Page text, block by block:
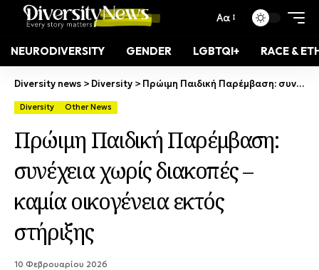
Αα
NEURODIVERSITY GENDER LGBTQI+ RACE &
Diversity news > Diversity > Πρώιμη Παιδική Παρέμβαση: συνέχεια χωρίς διακοπές – καμία οικογένεια εκτός στήριξης
Diversity Other News
Πρώιμη Παιδική Παρέμβαση:
συνέχεια χωρίς διακοπές –
καμία οικογένεια εκτός
στήριξης
10 Φεβρουαρίου 2026